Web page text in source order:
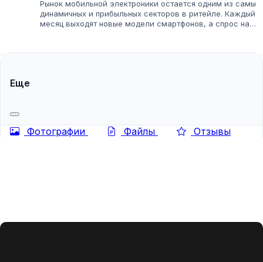
Рынок мобильной электроники остается одним из самых
динамичных и прибыльных секторов в ритейле. Каждый
месяц выходят новые модели смартфонов, а спрос на
Еще
Фотографии Файлы Отзывы